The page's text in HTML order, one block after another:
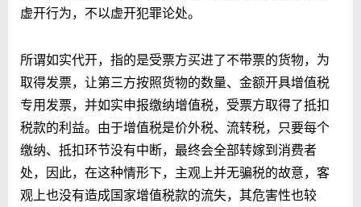
虚开行为，不以虚开犯罪论处。
所谓如实代开，指的是受票方买进了不带票的货物，为
取得发票，让第三方按照货物的数量、金额开具增值税
专用发票，并如实申报缴纳增值税，受票方取得了抵扣
税款的利益。由于增值税是价外税、流转税，只要每个
缴纳、抵扣环节没有中断，最终会全部转嫁到消费者
处，因此，在这种情形下，主观上并无骗税的故意，客
观上也没有造成国家增值税款的流失，其危害性也较